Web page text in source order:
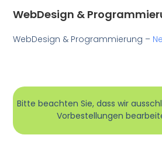
WebDesign &
WebDesign & Programmierung –
Bitte beachten Sie, dass wir
Vorbestellungen